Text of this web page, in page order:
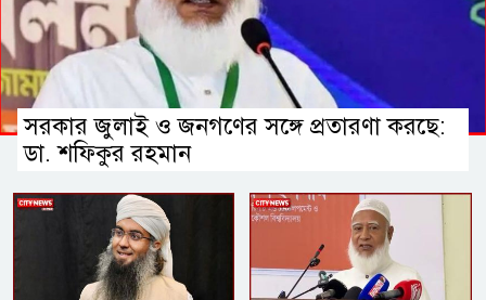
সরকার জুলাই ও জনগণের সঙ্গে প্রতারণা করছে:
ডা. শফিকুর রহমান